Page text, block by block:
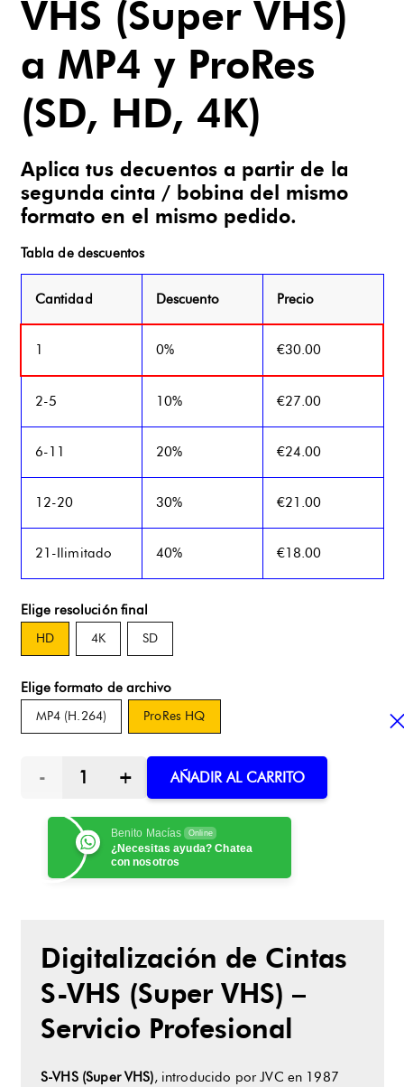
VHS (Super VHS)
a MP4 y ProRes
(SD, HD, 4K)
Aplica tus decuentos a partir de la
segunda cinta / bobina del mismo
formato en el mismo pedido.
Tabla de descuentos
Cantidad Descuento Precio
1 0% €30.00
2-5 10% €27.00
6-11 20% €24.00
12-20 30% €21.00
21-Ilimitado 40% €18.00
Elige resolución final
HD 4K SD
Elige formato de archivo
MP4 (H.264) ProRes HQ
Digitaliza
Cinta
(Super
VHS)
a
MP4
AÑADIR AL CARRITO
Benito Macías Online
¿Necesitas ayuda? Chatea
con nosotros
Digitalización de Cintas
S-VHS (Super VHS) –
Servicio Profesional
S-VHS (Super VHS), introducido por JVC en 1987